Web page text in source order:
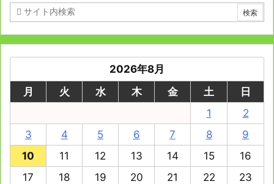
2026年8月
月
火 水 木 金 土
日
1
2
3
4 5 6 7 8
9
10
11 12 13 14 15
16
17
18 19 20 21 22
23